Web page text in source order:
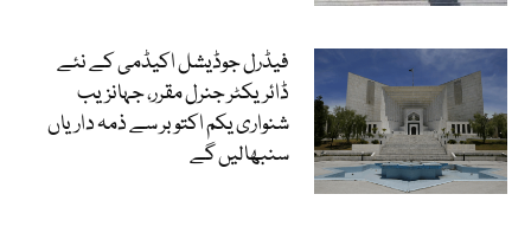
فیڈرل جوڈیشل اکیڈمی کے نئے
ڈائریکٹر جنرل مقرر، جہانزیب
شنواری یکم اکتوبر سے ذمہ داریاں
سنبھالیں گے